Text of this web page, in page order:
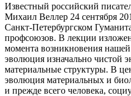
Известный российский
Михаил Веллер 24 сентября
Санкт-Петербургском
профсоюзов. В лекции
момента возникновения
эволюция изначально чистой
материальные структуры. В
эволюция материальных и
и прежде всего человека,